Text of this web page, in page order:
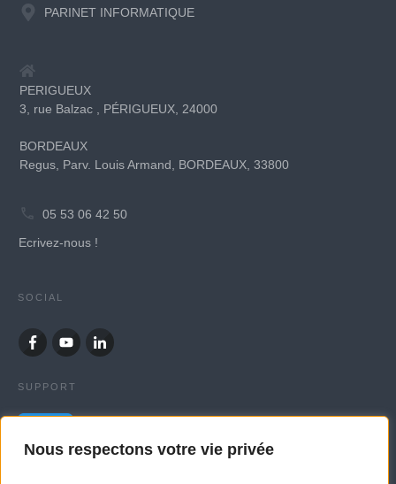
Nous respectons votre vie privée
PARINET INFORMATIQUE
PERIGUEUX
3, rue Balzac , PÉRIGUEUX, 24000
BORDEAUX
Regus, Parv. Louis Armand, BORDEAUX, 33800
05 53 06 42 50
Ecrivez-nous !
SOCIAL
SUPPORT